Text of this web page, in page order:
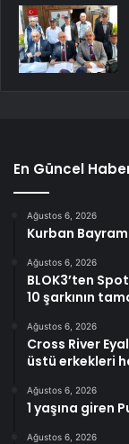
En Güncel
Ağustos 6, 2026
Kurban
Ağustos 6, 2026
BLOK3’ten
10 şarkının
Ağustos 6, 2026
Cross River
üstü erkekleri
Ağustos 6, 2026
1 yaşına giren
Ağustos 6, 2026